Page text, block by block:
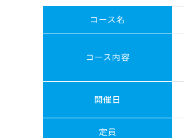
コース名
コース内容
開催日
定員